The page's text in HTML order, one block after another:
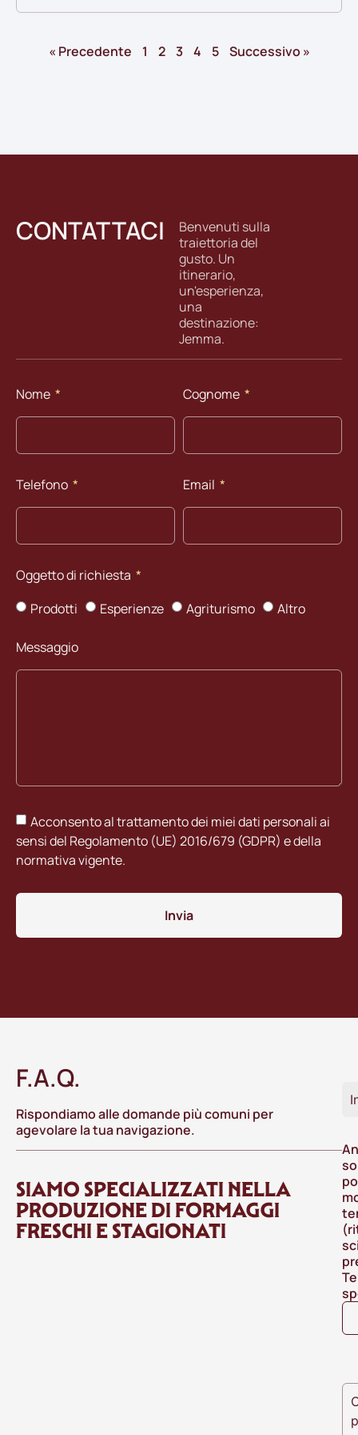
« Precedente 1 2 3 4 5 Successivo »
CONTATTACI
Benvenuti sulla
traiettoria del
gusto. Un
itinerario,
un'esperienza,
una
destinazione:
Jemma.
Nome Cognome
Telefono Email
Oggetto di richiesta
Prodotti
Esperienze Agriturismo Altro
Messaggio
Acconsento al trattamento dei miei dati personali ai
sensi del Regolamento (UE) 2016/679 (GDPR) e della
normativa vigente.
Invia
F.A.Q.
Rispondiamo alle domande più comuni per
agevolare la tua navigazione.
SIAMO SPECIALIZZATI NELLA
PRODUZIONE DI FORMAGGI
FRESCHI E STAGIONATI